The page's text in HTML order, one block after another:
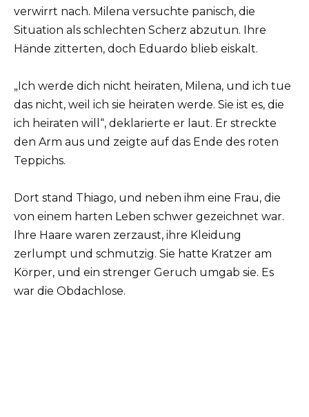
verwirrt nach. Milena versuchte panisch, die
Situation als schlechten Scherz abzutun. Ihre
Hände zitterten, doch Eduardo blieb eiskalt.
„Ich werde dich nicht heiraten, Milena, und ich tue
das nicht, weil ich sie heiraten werde. Sie ist es, die
ich heiraten will“, deklarierte er laut. Er streckte
den Arm aus und zeigte auf das Ende des roten
Teppichs.
Dort stand Thiago, und neben ihm eine Frau, die
von einem harten Leben schwer gezeichnet war.
Ihre Haare waren zerzaust, ihre Kleidung
zerlumpt und schmutzig. Sie hatte Kratzer am
Körper, und ein strenger Geruch umgab sie. Es
war die Obdachlose.